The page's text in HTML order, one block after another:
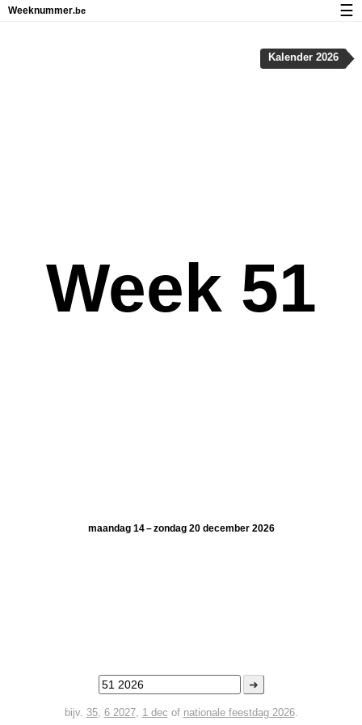
Week 51
maandag 14 – zondag 20 december 2026
➜
bijv. 35, 6 2027, 1 dec of nationale feestdag 2026.
Kalender 2026
Weeknummer.be ☰